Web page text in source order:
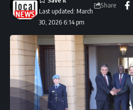
Last updated: March
30, 2026 6:14 pm
Share